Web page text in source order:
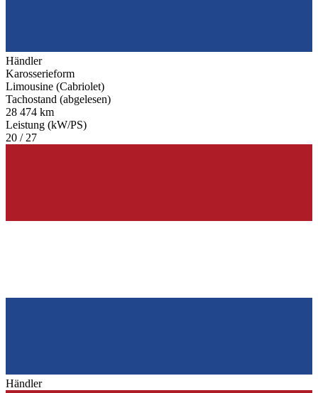
Händler
Karosserieform
Limousine (Cabriolet)
Tachostand (abgelesen)
28 474 km
Leistung (kW/PS)
20 / 27
Händler